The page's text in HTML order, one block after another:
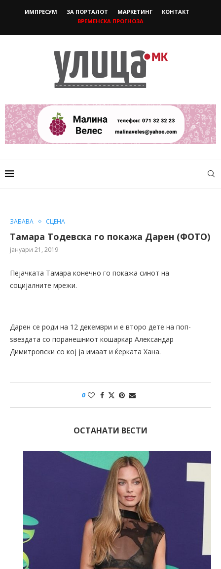
ИМПРЕСУМ ЗА ПОРТАЛОТ МАРКЕТИНГ
КОНТАКТ
ВРЕМЕНСКА ПРОГНОЗА
ЗАБАВА СЦЕНА
Тамара Тодевска го покажа Дарен (ФОТО)
јануари 21, 2019
Пејачката Тамара конечно го покажа синот на
социјалните мрежи.
Дарен се роди на 12 декември и е второ дете на поп-
ѕвездата со поранешниот кошаркар Александар
Димитровски со кој ја имаат и ќерката Хана.
0
ОСТАНАТИ ВЕСТИ